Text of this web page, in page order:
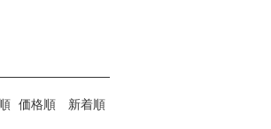
価格順 新着順